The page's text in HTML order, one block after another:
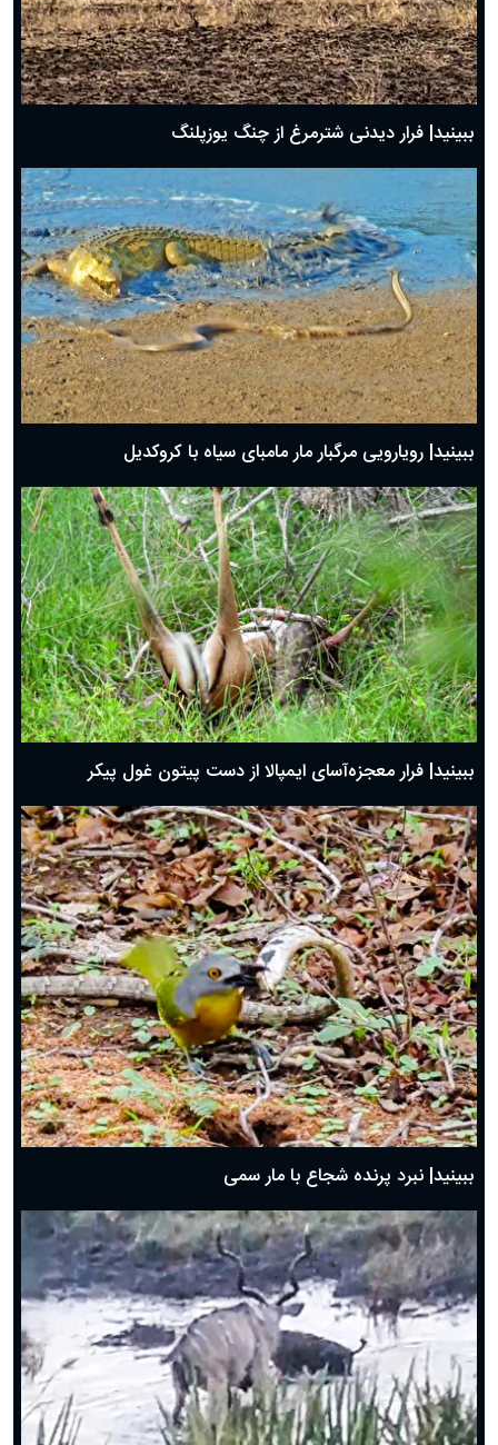
ببینید| فرار دیدنی شترمرغ از چنگ یوزپلنگ
ببینید| رویارویی مرگبار مار مامبای سیاه با کروکدیل
ببینید| فرار معجزه‌آسای ایمپالا از دست پیتون غول پیکر
ببینید| نبرد پرنده شجاع با مار سمی